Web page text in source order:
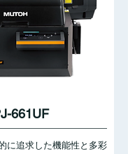
661UF
に追求した機能性と多彩